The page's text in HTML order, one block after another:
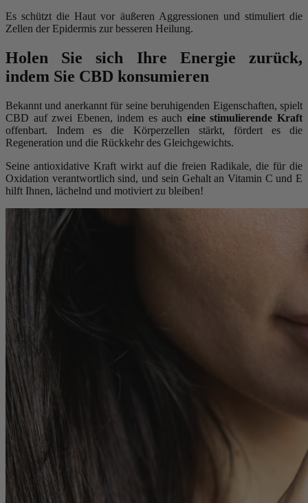
Es schützt die Haut vor äußeren Aggressionen und stimuliert die
Zellen der Epidermis zur besseren Heilung.
Holen Sie sich Ihre Energie zurück,
indem Sie CBD konsumieren
Bekannt und anerkannt für seine beruhigenden Eigenschaften, spielt
CBD auf zwei Ebenen, indem es auch eine stimulierende Kraft
offenbart. Indem es die Körperzellen stärkt, fördert es die
Regeneration und die Rückkehr des Gleichgewichts.
Seine antioxidative Kraft wirkt auf die freien Radikale, die für die
Oxidation verantwortlich sind, und sein Gehalt an Vitamin C und E
hilft Ihnen, lächelnd und motiviert zu bleiben!